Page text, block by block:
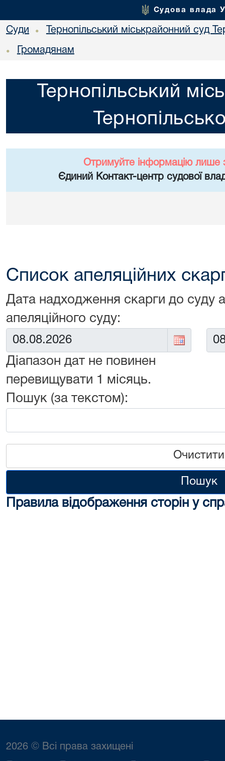
Судова влада
Суди • Тернопільський міськрайонний суд
• Громадянам
Тернопільський
Отримуйте інформацію лише
Єдиний Контакт-центр судової
Список апеляційних
Дата надходження скарги до суду
апеляційного суду:
Від:
Діапазон дат не повинен
перевищувати 1 місяць.
До:
Пошук (за текстом):
Очистити
Пошук
Правила відображення сторін у
2026 © Всі права захищені